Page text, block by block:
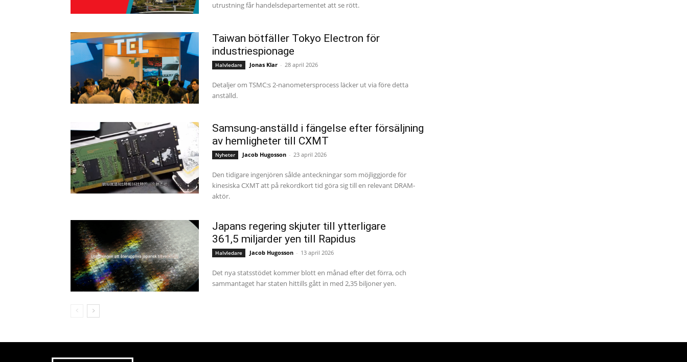
utrustning får handelsdepartementet att se rött.
Taiwan bötfäller Tokyo Electron för
industriespionage
Halvledare Jonas Klar - 28 april 2026
Detaljer om TSMC:s 2-nanometersprocess läcker ut via före detta
anställd.
Samsung-anställd i fängelse efter försäljning
av hemligheter till CXMT
Nyheter Jacob Hugosson - 23 april 2026
Den tidigare ingenjören sålde anteckningar som möjliggjorde för
kinesiska CXMT att på rekordkort tid göra sig till en relevant DRAM-
aktör.
Japans regering skjuter till ytterligare
361,5 miljarder yen till Rapidus
Halvledare Jacob Hugosson - 13 april 2026
Det nya statsstödet kommer blott en månad efter det förra, och
sammantaget har staten hittills gått in med 2,35 biljoner yen.